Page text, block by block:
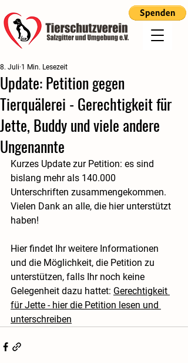
Update: Petition gegen
Tierquälerei - Gerechtigkeit für
Jette, Buddy und viele andere
Ungenannte
8. Juli 1 Min. Lesezeit
Kurzes Update zur Petition: es sind
bislang mehr als 140.000
Unterschriften zusammengekommen.
Vielen Dank an alle, die hier unterstützt
haben!
Hier findet Ihr weitere Informationen
und die Möglichkeit, die Petition zu
unterstützen, falls Ihr noch keine
Gelegenheit dazu hattet: Gerechtigkeit
für Jette - hier die Petition lesen und
unterschreiben